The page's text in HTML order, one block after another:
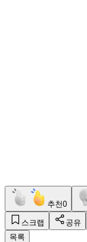
추천0
스크랩 공유
목록